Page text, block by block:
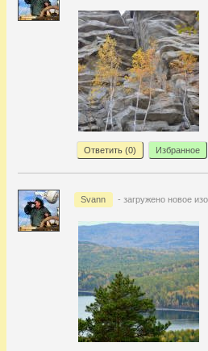
Ответить (0) Избранное
Svann - загружено новое